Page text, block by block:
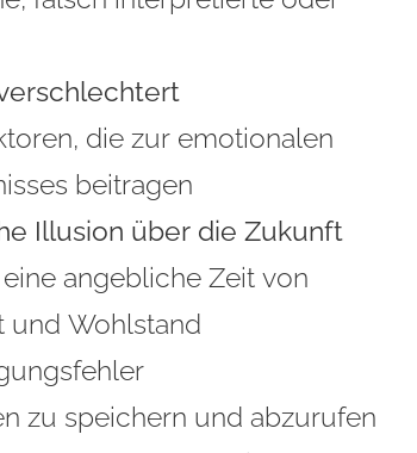
die zur emotionalen
beitragen
Illusion über die Zukunft
angebliche Zeit von
und Wohlstand
zu speichern und abzurufen